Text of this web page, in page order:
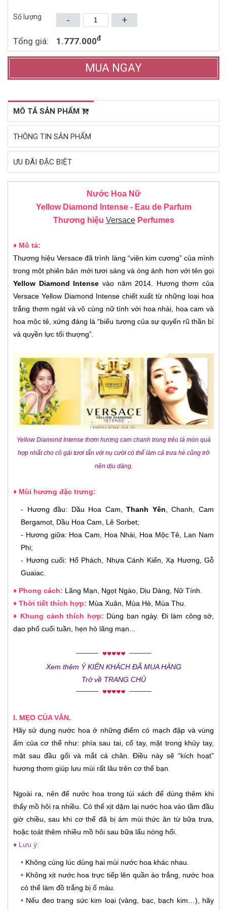
Số lượng +
-
Tổng giá: 1.777.000đ
MUA NGAY
Mua ngay
MÔ TẢ SẢN PHẨM
THÔNG TIN SẢN PHẨM
ƯU ĐÃI ĐẶC BIỆT
Nước Hoa Nữ
Yellow Diamond Intense - Eau de Parfum
Thương hiệu VersacePerfumes
♦ Mô tả:
Thương hiệu Versace đã trình làng “viên kim cương” của mình
trong một phiên bản mới tươi sáng và óng ánh hơn với tên gọi
Yellow Diamond Intense vào năm 2014. Hương thơm của
Versace Yellow Diamond Intense chiết xuất từ những loại hoa
trắng thơm ngát và vô cùng nữ tính với hoa nhài, hoa cam và
hoa mộc tê, xứng đáng là “biểu tượng của sự quyến rũ thần bí
và quyền lực tối thượng”.
Yellow Diamond Intense thơm hương cam chanh trong trẻo là món quà
hợp nhất cho cô gái tươi tắn với nụ cười có thể làm cả trưa hè cũng trở
nên dịu dàng.
♦ Mùi hương đặc trưng:
- Hương đầu: Dầu Hoa Cam,Thanh Yên , Chanh, Cam
Bergamot, Dầu Hoa Cam, Lê Sorbet;
- Hương giữa: Hoa Cam, Hoa Nhài, Hoa Mộc Tê, Lan Nam
Phi;
- Hương cuối: Hổ Phách, Nhựa Cánh Kiến, Xạ Hương, Gỗ
Guaiac.
♦ Phong cách: Lãng Mạn, Ngọt Ngào, Dịu Dàng, Nữ Tính
♦ Thời tiết thích hợp: Mùa Xuân, Mùa Hè, Mùa Thu
♦ Khung cảnh thích hợp: Dùng ban ngày. Đi làm công sở,
dạo phố cuối tuần, hẹn hò lãng mạn...
Xem thêm Ý KIẾN KHÁCH ĐÃ MUA HÀNG
Trở về TRANG CHỦ
I. MẸO CỦA VÂN.
Hãy sử dụng nước hoa ở những điểm có mạch đập và vùng
ấm của cơ thể như: phía sau tai, cổ tay, mặt trong khủy tay,
mặt sau đầu gối và mắt cá chân. Điều này sẽ “kích hoạt”
hương thơm giúp lưu mùi rất lâu trên cơ thể bạn.
Ngoài ra, nên để nước hoa trong túi xách để dùng thêm khi
thấy mồ hôi ra nhiều. Có thể xịt dặm lại nước hoa vào tầm đầu
giờ chiều, sau khi cơ thể đã bị ám mùi thức ăn từ bữa trưa,
hoặc toát thêm nhiều mồ hôi sau bữa lẩu nóng hổi.
♦ Lưu ý:
• Không cùng lúc dùng hai mùi nước hoa khác nhau.
• Không xịt nước hoa trực tiếp lên quần áo trắng, nước hoa
có thể làm đồ trắng bị ố màu.
• Nếu đeo trang sức kim loại (vàng, bạc, bạch kim…), hãy